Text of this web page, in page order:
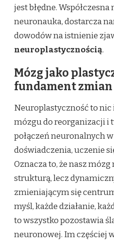
jest błędne. Współczesna
neuronauka, dostarcza
dowodów na istnienie
neuroplastycznością.
Mózg jako
fundament zmian
Neuroplastyczność to
mózgu do reorganizacji i
połączeń neuronalnych
doświadczenia, uczenie
Oznacza to, że nasz
strukturą, lecz
zmieniającym się
myśl, każde działanie,
to wszystko pozostawia
neuronowej. Im częściej